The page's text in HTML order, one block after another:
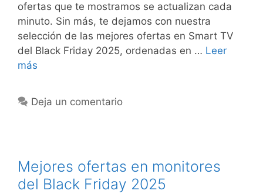
ofertas que te mostramos se actualizan cada
minuto. Sin más, te dejamos con nuestra
selección de las mejores ofertas en Smart TV
del Black Friday 2025, ordenadas en … Leer
más
Deja un comentario
Mejores ofertas en monitores
del Black Friday 2025